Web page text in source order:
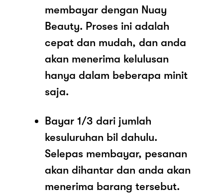
membayar dengan Nuay
Beauty. Proses ini adalah
cepat dan mudah, dan anda
akan menerima kelulusan
hanya dalam beberapa minit
saja.
Bayar 1/3 dari jumlah
kesuluruhan bil dahulu.
Selepas membayar, pesanan
akan dihantar dan anda akan
menerima barang tersebut.